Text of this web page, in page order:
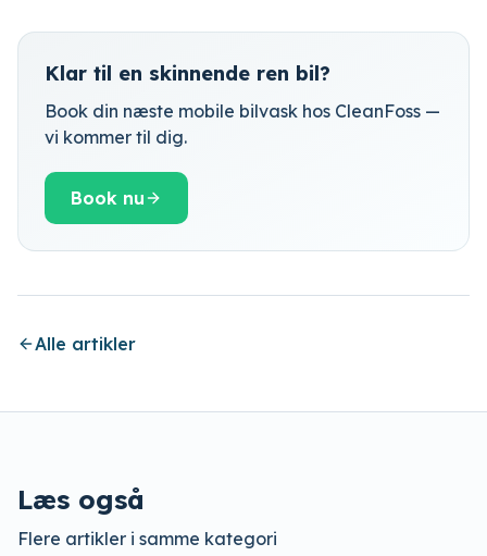
Klar til en skinnende ren bil?
Book din næste mobile bilvask hos CleanFoss —
vi kommer til dig.
Book nu
Alle artikler
Læs også
Flere artikler i samme kategori